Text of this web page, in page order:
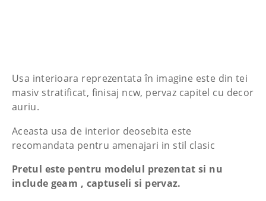
Usa interioara reprezentata în imagine este din tei
masiv stratificat, finisaj ncw, pervaz capitel cu decor
auriu.
Aceasta usa de interior deosebita este
recomandata pentru amenajari in stil clasic
Pretul este pentru modelul prezentat si nu
include geam , captuseli si pervaz.